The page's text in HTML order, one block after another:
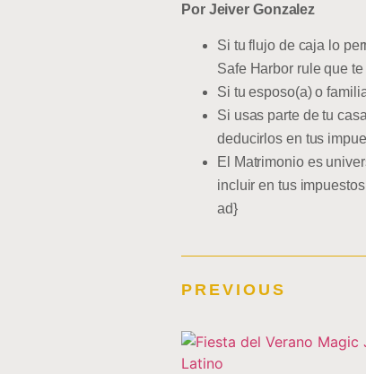
Por Jeiver Gonzalez
Si tu flujo de caja lo
Safe Harbor rule que
Si tu esposo(a) o
Si usas parte de tu
deducirlos en tus
El Matrimonio es
incluir en tus
ad}
PREVIOUS